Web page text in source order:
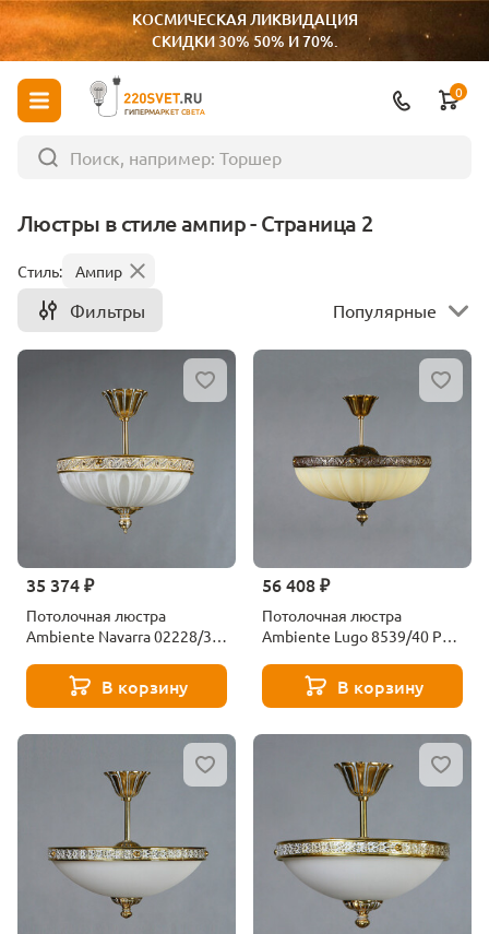
КОСМИЧЕСКАЯ ЛИКВИДАЦИЯ
СКИДКИ 30% 50% И 70%.
ГИПЕРМАРКЕТ СВЕТА
0
Люстры в стиле ампир - Страница 2
Стиль: Ампир
Фильтры Популярные
35 374 ₽
Потолочная люстра
Ambiente Navarra 02228/30
В корзину
56 408 ₽
Потолочная люстра
Ambiente Lugo 8539/40 PL
В корзину